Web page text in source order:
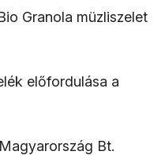
Granola müzliszelet
előfordulása a
Bt.